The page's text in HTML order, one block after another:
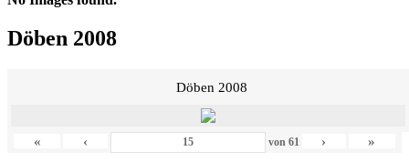
Döben 2008
Döben 2008
« ‹ von 61 › »